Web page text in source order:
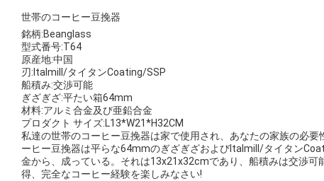
世帯のコーヒー豆挽器
銘柄:Beanglass
型式番号:T64
原産地:中国
刃:Italmill/タイタンCoating/SSP
船積み:交渉可能
ぎざぎざ:平たい箱64mm
材料:アルミ合金及び亜鉛合金
プロダクト サイズ:L13*W21*H32CM
私達の世帯のコーヒー豆挽器は家で使用され、あなたの家族の必
ーヒー豆挽器は平らな64mmのぎざぎざおよびItalmill/タイタン
金から、成っている。それは13x21x32cmであり、船積みは交渉
得、完全なコーヒー経験を楽しみなさい!